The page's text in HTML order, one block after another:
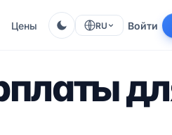
Цены RU Войти